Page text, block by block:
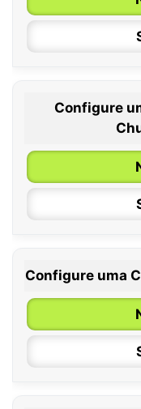
Configure
Configure uma